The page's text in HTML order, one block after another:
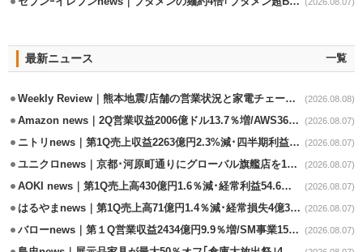
最新ニュース 一覧
Weekly Review｜熊本地震/店舗の営業状況と家電チェーンの支援策 (2026.08.08)
Amazon news｜2Q営業収益2006億ドル13.7％増/AWS36.8％％増が貢献 (2026.08.07)
ニトリnews｜第1Q売上収益2263億円2.3%減･四半期利益1.4％減 (2026.08.07)
ユニクロnews｜京都･河原町通りにグローバル旗艦店を11/6開設 (2026.08.07)
AOKI news｜第1Q売上高430億円1.6％減･経常利益54.6％減 (2026.08.07)
はるやまnews｜第1Q売上高71億円1.4％減･経常損失4億3800万円 (2026.08.07)
バローnews｜第１Q営業収益2434億円9.9％増/SM事業15.5％増と絶好調 (2026.08.07)